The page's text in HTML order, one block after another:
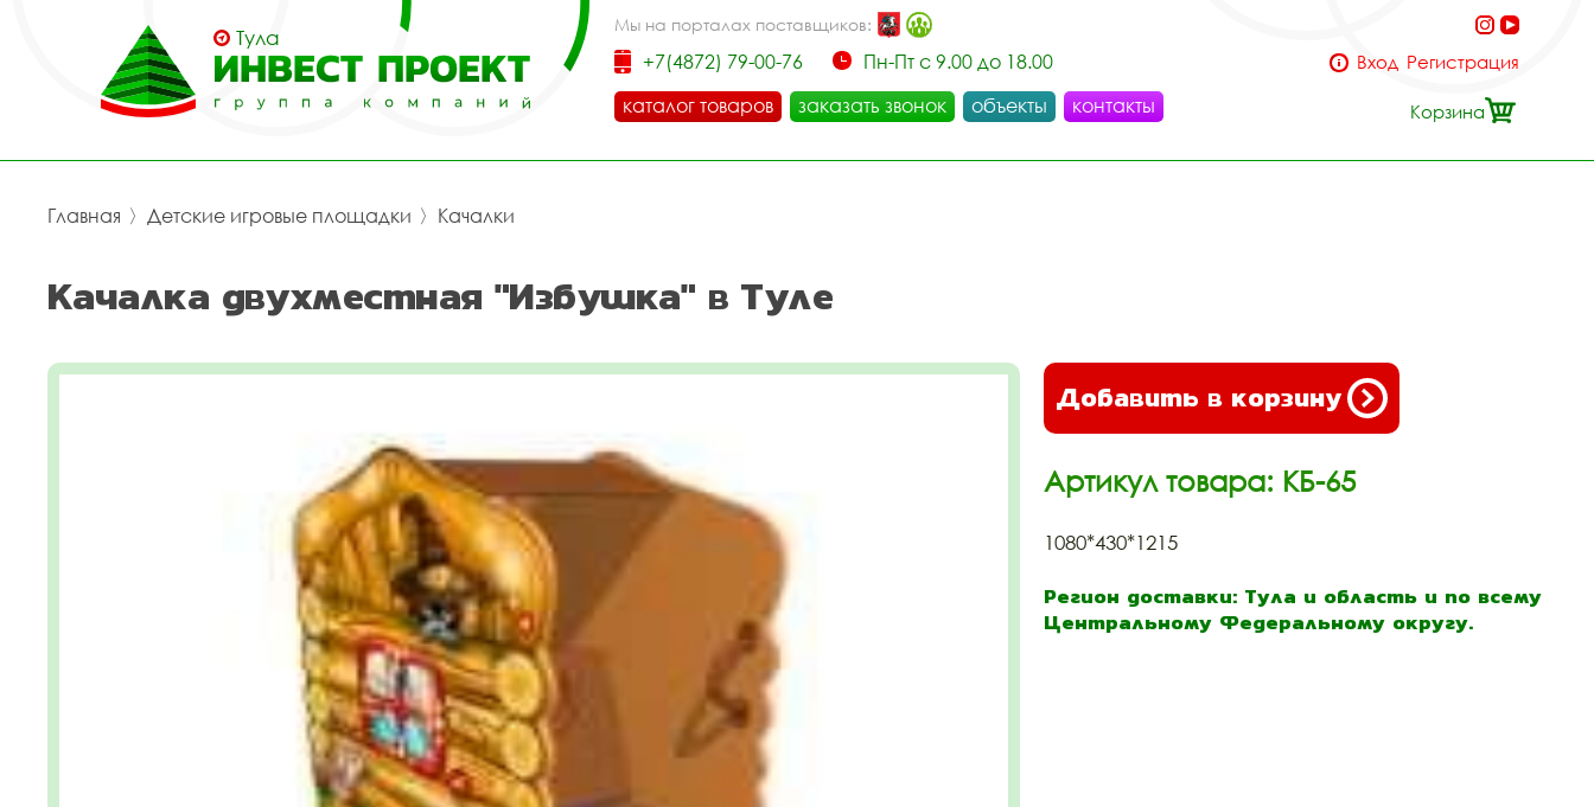
Тула
Мы на порталах поставщиков:
+7(4872) 79-00-76
Пн-Пт с 9.00 до 18.00
каталог товаров
заказать звонок объекты контакты
Вход Регистрация
Корзина
Главная 〉 Детские игровые площадки 〉 Качалки
Качалка двухместная "Избушка" в Туле
Добавить в корзину
Артикул товара: КБ-65
1080*430*1215
Регион доставки: Тула и область и по всему
Центральному Федеральному округу.